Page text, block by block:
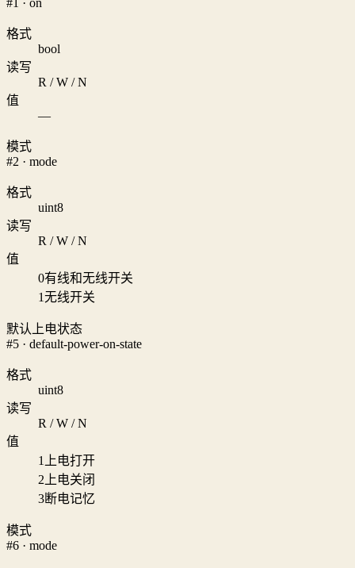
格式
bool
读写
R / W / N
值
—
模式
#2 · mode
格式
uint8
读写
R / W / N
值
0有线和无线开关
1无线开关
默认上电状态
#5 · default-power-on-state
格式
uint8
读写
R / W / N
值
1
上电打开
2 上电关闭
3断电记忆
模式
#6 · mode